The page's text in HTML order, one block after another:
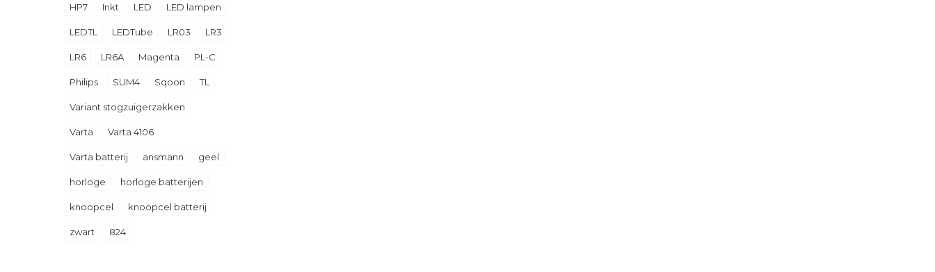
HP7 Inkt LED LED lampen
LEDTL LEDTube LR03 LR3
LR6 LR6A Magenta PL-C
Philips SUM4 Sqoon TL
Variant stogzuigerzakken
Varta Varta 4106
Varta batterij ansmann geel
horloge horloge batterijen
knoopcel knoopcel batterij
zwart 824